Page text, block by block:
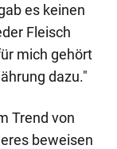
es keinen
Fleisch
mich gehört
dazu."
Trend von
beweisen